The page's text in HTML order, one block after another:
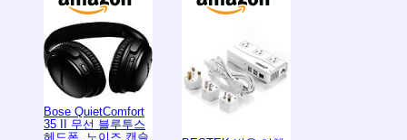
Bose QuietComfort
35 II 무선 블루투스
헤드폰, 노이즈 캔슬